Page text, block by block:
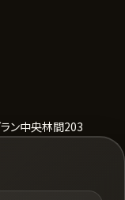
ン中央林間203